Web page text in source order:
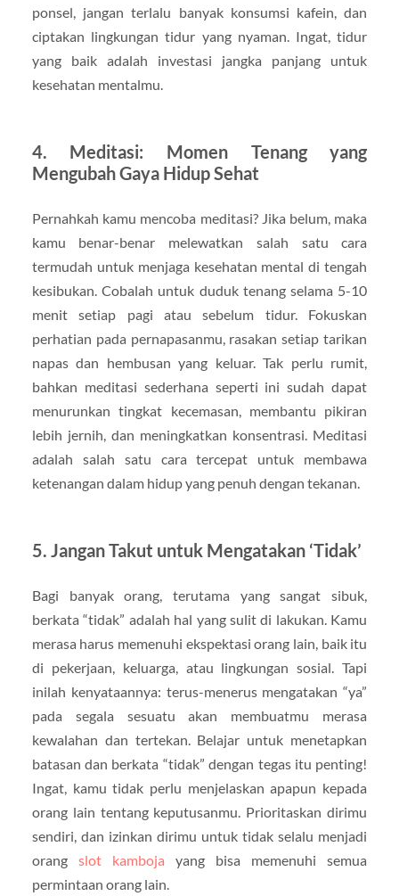
ponsel, jangan terlalu banyak konsumsi kafein, dan
ciptakan lingkungan tidur yang nyaman. Ingat, tidur
yang baik adalah investasi jangka panjang untuk
kesehatan mentalmu.
4. Meditasi: Momen Tenang yang
Mengubah Gaya Hidup Sehat
Pernahkah kamu mencoba meditasi? Jika belum, maka
kamu benar-benar melewatkan salah satu cara
termudah untuk menjaga kesehatan mental di tengah
kesibukan. Cobalah untuk duduk tenang selama 5-10
menit setiap pagi atau sebelum tidur. Fokuskan
perhatian pada pernapasanmu, rasakan setiap tarikan
napas dan hembusan yang keluar. Tak perlu rumit,
bahkan meditasi sederhana seperti ini sudah dapat
menurunkan tingkat kecemasan, membantu pikiran
lebih jernih, dan meningkatkan konsentrasi. Meditasi
adalah salah satu cara tercepat untuk membawa
ketenangan dalam hidup yang penuh dengan tekanan.
5. Jangan Takut untuk Mengatakan ‘Tidak’
Bagi banyak orang, terutama yang sangat sibuk,
berkata “tidak” adalah hal yang sulit di lakukan. Kamu
merasa harus memenuhi ekspektasi orang lain, baik itu
di pekerjaan, keluarga, atau lingkungan sosial. Tapi
inilah kenyataannya: terus-menerus mengatakan “ya”
pada segala sesuatu akan membuatmu merasa
kewalahan dan tertekan. Belajar untuk menetapkan
batasan dan berkata “tidak” dengan tegas itu penting!
Ingat, kamu tidak perlu menjelaskan apapun kepada
orang lain tentang keputusanmu. Prioritaskan dirimu
sendiri, dan izinkan dirimu untuk tidak selalu menjadi
orang slot kamboja yang bisa memenuhi semua
permintaan orang lain.